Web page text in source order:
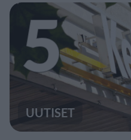
5
UUTISET